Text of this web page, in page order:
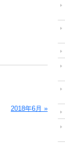
2018年6月 »